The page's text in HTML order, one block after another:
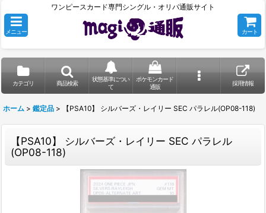
ワンピースカード専門シングル・オリパ通販サイト
メニュー カート
カテゴリ 商品検索
状態基準につい
て
ポケモンカード
通販
採用情報
ホーム > 鑑定品 > 【PSA10】 シルバーズ・レイリー SEC パラレル(OP08-118)
【PSA10】 シルバーズ・レイリー SEC パラレル
(OP08-118)